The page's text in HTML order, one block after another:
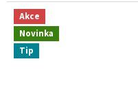
Akce
Novinka
Tip